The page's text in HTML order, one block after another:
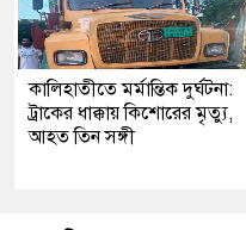
কালিহাতীতে মর্মান্তিক দুর্ঘটনা:
ট্রাকের ধাক্কায় কিশোরের মৃত্যু,
আহত তিন সঙ্গী